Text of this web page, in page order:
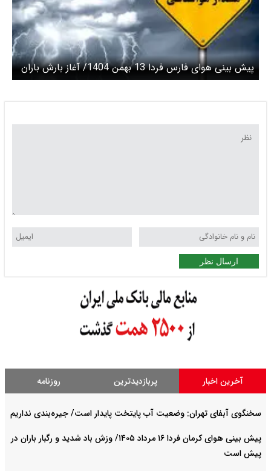
پیش بینی هوای فارس فردا 13 بهمن 1404/ آغاز بارش باران
و برف
ارسال نظر
آخرین اخبار پربازدیدترین روزنامه
سخنگوی آبفای تهران: وضعیت آب پایتخت پایدار است/ جیره‌بندی نداریم
پیش بینی هوای کرمان فردا ۱۶ مرداد ۱۴۰۵/ وزش باد شدید و رگبار باران در
پیش است